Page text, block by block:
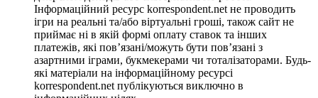
Інформаційний ресурс korrespondent.net не проводить
ігри на реальні та/або віртуальні гроші, також сайт не
приймає ні в якій формі оплату ставок та інших
платежів, які пов’язані/можуть бути пов’язані з
азартними іграми, букмекерами чи тоталізаторами. Будь-
які матеріали на інформаційному ресурсі
korrespondent.net публікуються виключно в